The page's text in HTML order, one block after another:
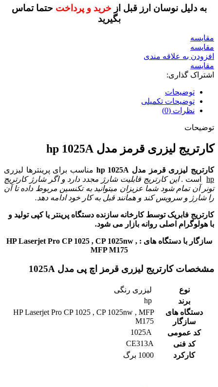
به دلیل نوسان ارز قبل از خرید و پرداختحتما تماس
بگیرید
مقايسه
مقایسه
افزودن به علاقه مندی
مقایسه
اشتراک گذاری:
توضیحات
توضیحات تکمیلی
نظرات (0)
توضیحات
کارتریج لیزری قرمز مدل hp 1025A
کارتریج لیزری قرمز مدل hp 1025A
مناسب برای پرینترها لیزری
hpاست .این کارتریج قابلیت شارژ مجدد دارد و اگر شارژ کارتریج
تونر آن تمام شود شما عزیزان میتوانید به تکنسین مربوط داده تا آن
را شارژ و سرویس کند و همانند قبل به کار خود ادامه دهد.
کارتریج فابریک توسط کارخانه سازنده دستگاه پرینتر یا کپی تولید و
با هولوگرام اصلی روانه بازار می شود.
سازگار با دستگاه های : HP Laserjet Pro CP 1025 , CP 1025nw ,
MFP M175
مشخصات کارتریج لیزری قرمز اچ پی مدل 1025A
نوع
لیزری رنگی
برند
دستگاه های
سازگار
HP Laserjet Pro CP 1025 , CP 1025nw , MFP
M175
کد عمومی
کد فنی
CE313A
کارکرد
1000 برگ